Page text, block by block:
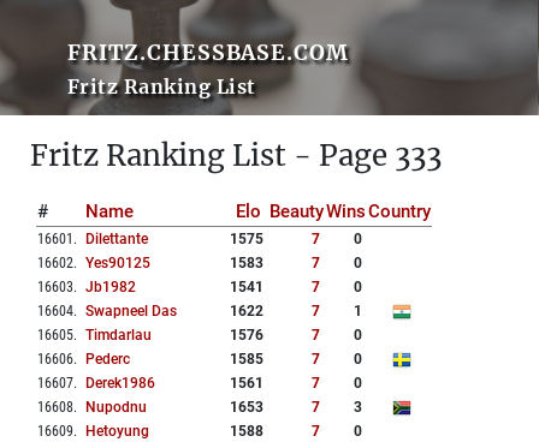
FRITZ.CHESSBASE.COM
Fritz Ranking List
Fritz Ranking List - Page 333
# Name Elo BeautyWinsCountry
16601 . Dilettante 1575 7
0
16602. Yes90125 1583 7
0
16603. Jb1982 1541 7
0
16604. Swapneel Das 1622 7
1
16605. Timdarlau 1576 7
0
16606. Pederc 1585 7
0
16607. Derek1986 1561 7
0
16608. Nupodnu 1653 7
3
16609. Hetoyung 1588 7
0